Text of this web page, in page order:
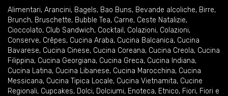
Alimentari, Arancini, Bagels, Bao Buns, Bevande alcoliche, Birre,
Brunch, Bruschette, Bubble Tea, Carne, Ceste Natalizie,
Cioccolato, Club Sandwich, Cocktail , Colazioni, Colazioni,
Conserve, Crêpes, Cucina Araba, Cucina Balcanica, Cucina
Bavarese, Cucina Cinese, Cucina Coreana, Cucina Creola, Cucina
Filippina, Cucina Georgiana, Cucina Greca, Cucina Indiana,
Cucina Latina, Cucina Libanese, Cucina Marocchina, Cucina
Messicana, Cucina Tipica Locale, Cucina Vietnamita, Cucine
Regionali, Cupcakes, Dolci, Dolciumi, Enoteca, Etnico, Fiori, Fiori e